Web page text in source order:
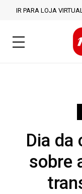
IR PARA LOJA
Dia da
sobre